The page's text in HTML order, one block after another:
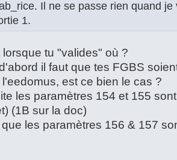
Il ne se passe rien quand
1.
lorsque tu "valides" où ?
il faut que tes FGBS
est ce bien le cas ?
les paramètres 154 et 155
(1B sur la doc)
les paramètres 156 & 157